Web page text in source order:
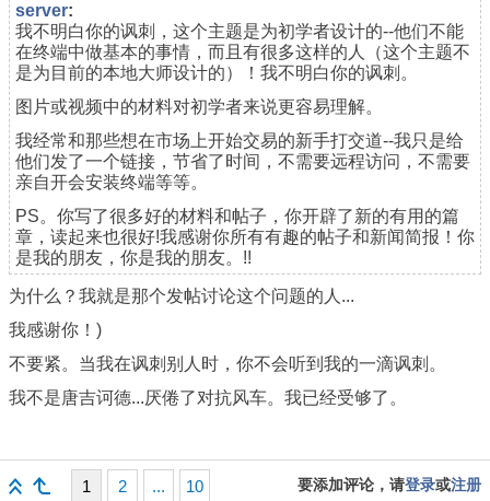
server:
我不明白你的讽刺，这个主题是为初学者设计的--他们不能
在终端中做基本的事情，而且有很多这样的人（这个主题不
是为目前的本地大师设计的）！我不明白你的讽刺。
图片或视频中的材料对初学者来说更容易理解。
我经常和那些想在市场上开始交易的新手打交道--我只是给
他们发了一个链接，节省了时间，不需要远程访问，不需要
亲自开会安装终端等等。
PS。你写了很多好的材料和帖子，你开辟了新的有用的篇
章，读起来也很好!我感谢你所有有趣的帖子和新闻简报！你
是我的朋友，你是我的朋友。!!
为什么？我就是那个发帖讨论这个问题的人...
我感谢你！)
不要紧。当我在讽刺别人时，你不会听到我的一滴讽刺。
我不是唐吉诃德...厌倦了对抗风车。我已经受够了。
1 2 ... 10 要添加评论，请登录或注册